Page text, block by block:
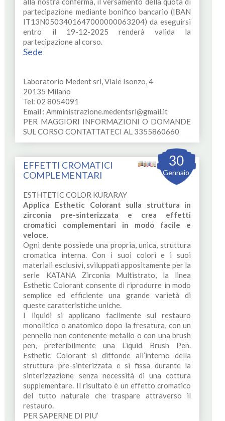
partecipazione mediante bonifico bancario (IBAN
IT13N0503401647000000063204) da eseguirsi
entro il 19-12-2025 renderà valida la
partecipazione al corso.
Sede
Laboratorio Medent srl, Viale Isonzo, 4
20135 Milano
Tel: 02 8054091
Email :Amministrazione.medentsrl@gmail.it
PER MAGGIORI INFORMAZIONI O DOMANDE
SUL CORSO CONTATTATECI AL 3355860660
30
Gennaio
EFFETTI CROMATICI
COMPLEMENTARI
ESTHTETIC COLOR KURARAY
Applica Esthetic Colorant sulla struttura in
zirconia pre-sinterizzata e crea effetti
cromatici complementari in modo facile e
veloce.
Ogni dente possiede una propria, unica, struttura
cromatica interna. Con i suoi colori e i suoi
materiali esclusivi, sviluppati appositamente per la
serie KATANA Zirconia Multistrato, la linea
Esthetic Colorant consente di riprodurre in modo
semplice ed efficiente una grande varietà di
queste caratteristiche uniche.
I liquidi si applicano facilmente sul restauro
monolitico o anatomico dopo la fresatura, con un
pennello non contenente metallo o con una brush
pen, preferibilmente una Liquid Brush Pen.
Esthetic Colorant si diffonde all’interno della
struttura pre-sinterizzata e si fissa durante la
sinterizzazione senza necessità di una cottura
supplementare. Il risultato è un effetto cromatico
del tutto naturale che traspare attraverso il
restauro.
PER SAPERNE DI PIU’